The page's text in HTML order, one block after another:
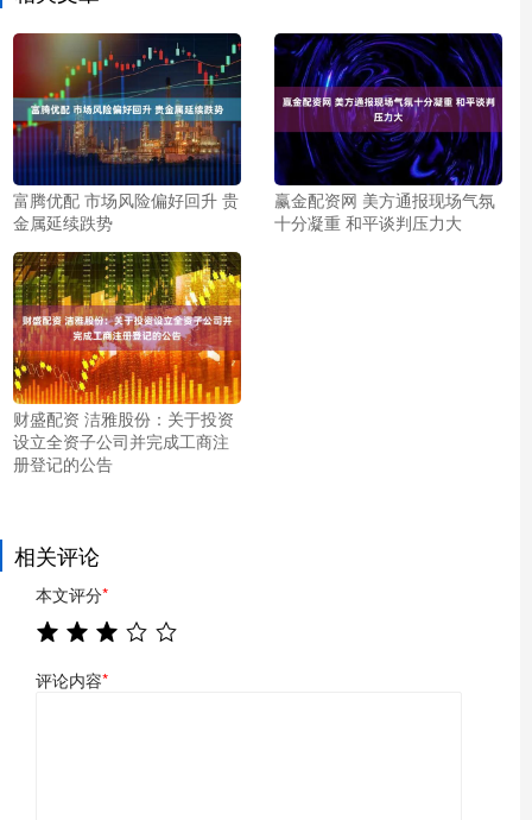
富腾优配 市场风险偏好回升 贵
金属延续跌势
赢金配资网 美方通报现场气氛
十分凝重 和平谈判压力大
财盛配资 洁雅股份：关于投资
设立全资子公司并完成工商注
册登记的公告
相关评论
本文评分*
评论内容*